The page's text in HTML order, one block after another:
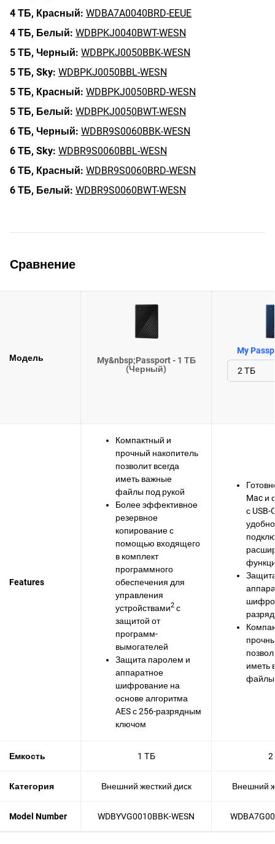
4 ТБ, Красный: WDBA7A0040BRD-EEUE
4 ТБ, Белый: WDBPKJ0040BWT-WESN
5 ТБ, Черный: WDBPKJ0050BBK-WESN
5 ТБ, Sky: WDBPKJ0050BBL-WESN
5 ТБ, Красный: WDBPKJ0050BRD-WESN
5 ТБ, Белый: WDBPKJ0050BWT-WESN
6 ТБ, Черный: WDBR9S0060BBK-WESN
6 ТБ, Sky: WDBR9S0060BBL-WESN
6 ТБ, Красный: WDBR9S0060BRD-WESN
6 ТБ, Белый: WDBR9S0060BWT-WESN
Сравнение
Модель
My&nbsp;Passport - 1 ТБ
(Черный)
My
Features
Компактный и
прочный накопитель
позволит всегда
иметь важные
файлы под рукой
Более эффективное
резервное
копирование с
помощью входящего
в комплект
программного
обеспечения для
управления
устройствами2 с
защитой от
программ-
вымогателей
Защита паролем и
аппаратное
шифрование на
основе алгоритма
AES с 256-разрядным
ключом
Mac и
с
иметь
файлы
Емкость 1 ТБ 2
Категория Внешний жесткий диск Внешний
Model Number WDBYVG0010BBK-WESN